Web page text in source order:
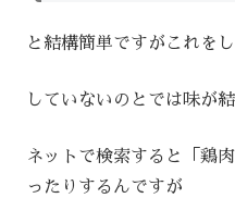
と結構簡単ですがこれを
していないのとでは味が
ネットで検索すると「鶏
ったりするんですが